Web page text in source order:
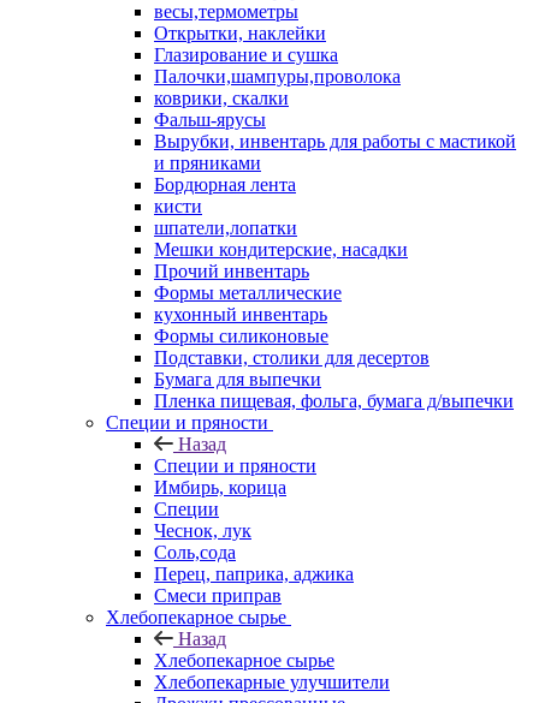
весы,термометры
Открытки, наклейки
Глазирование и сушка
Палочки,шампуры,проволока
коврики, скалки
Фальш-ярусы
Вырубки, инвентарь для работы с мастикой
и пряниками
Бордюрная лента
кисти
шпатели,лопатки
Мешки кондитерские, насадки
Прочий инвентарь
Формы металлические
кухонный инвентарь
Формы силиконовые
Подставки, столики для десертов
Бумага для выпечки
Пленка пищевая, фольга, бумага д/выпечки
Специи и пряности
Назад
Специи и пряности
Имбирь, корица
Специи
Чеснок, лук
Соль,сода
Перец, паприка, аджика
Смеси приправ
Хлебопекарное сырье
Назад
Хлебопекарное сырье
Хлебопекарные улучшители